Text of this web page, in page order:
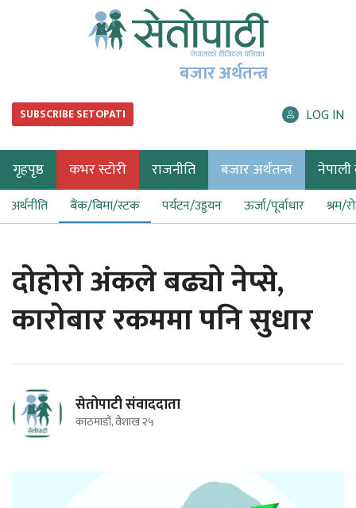
बजार अर्थतन्त्र
SUBSCRIBE SETOPATI LOG IN
गृहपृष्ठ कभर स्टोरी राजनीति बजार अर्थतन्त्र नेपाली
अर्थनीति बैंक/बिमा/स्टक पर्यटन/उड्डयन ऊर्जा/पूर्वाधार श्रम/
दोहोरो अंकले बढ्यो नेप्से,
कारोबार रकममा पनि सुधार
सेतोपाटी संवाददाता
काठमाडौं, वैशाख २५